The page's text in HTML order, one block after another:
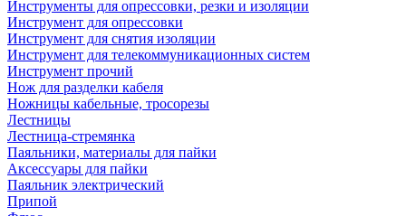
Инструменты для опрессовки, резки и изоляции
Инструмент для опрессовки
Инструмент для снятия изоляции
Инструмент для телекоммуникационных систем
Инструмент прочий
Нож для разделки кабеля
Ножницы кабельные, тросорезы
Лестницы
Лестница-стремянка
Паяльники, материалы для пайки
Аксессуары для пайки
Паяльник электрический
Припой